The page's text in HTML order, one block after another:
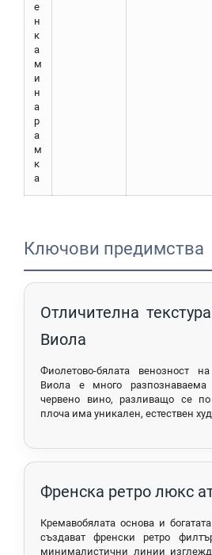
е
н
к
а
м
и
н
а
р
а
м
к
а
Ключови предимства
Отличителна
Виола
Фиолетово-бялата венозност
Виола е много разпознаваема
червено вино, разливащо се
плоча има уникален, естествен
Френска ретро люкс
Кремавобялата основа и
създават френски ретро
минималистични линии